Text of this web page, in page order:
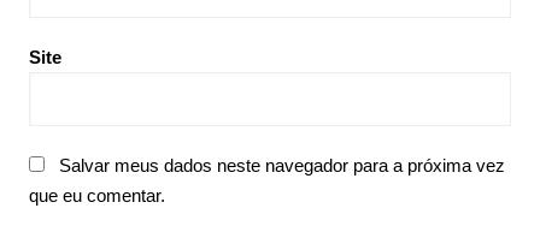
Site
Salvar meus dados neste navegador para a próxima vez
que eu comentar.